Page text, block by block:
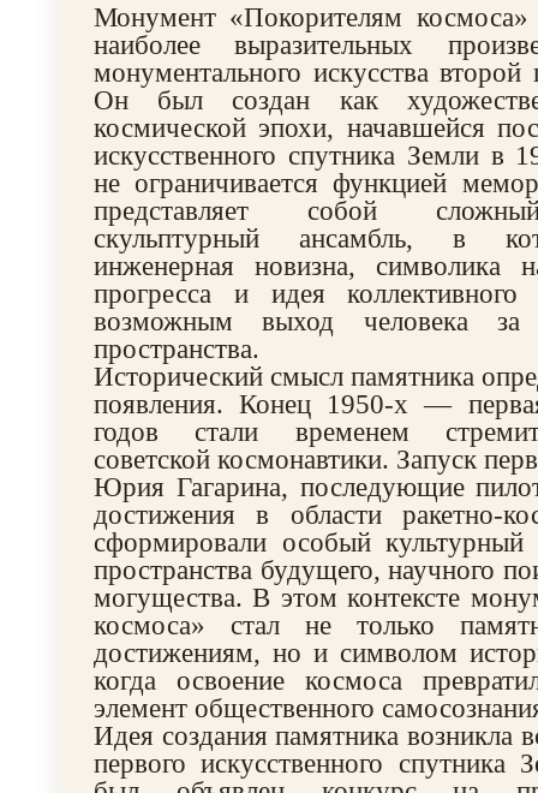
Монумент «Покорителям космоса»
наиболее выразительных
монументального искусства
Он был создан как
космической эпохи, начавшейся
искусственного спутника Земли в
не ограничивается функцией
представляет собой
скульптурный ансамбль, в
инженерная новизна, символика
прогресса и идея коллективного
возможным выход человека за
пространства.
Исторический смысл памятника
появления. Конец 1950-х —
годов стали временем
советской космонавтики. Запуск
Юрия Гагарина, последующие
достижения в области ракетно-
сформировали особый культурный
пространства будущего, научного
могущества. В этом контексте
космоса» стал не только
достижениям, но и символом
когда освоение космоса
элемент общественного
Идея создания памятника возникла
первого искусственного